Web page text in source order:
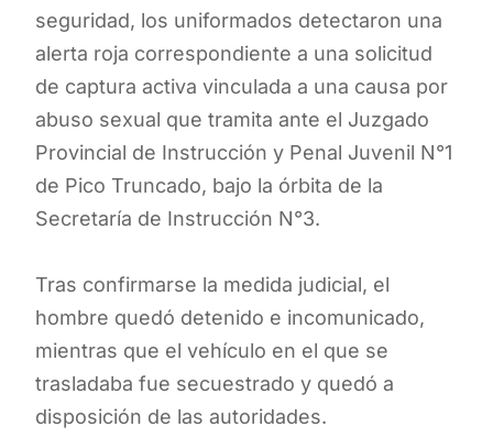
seguridad, los uniformados detectaron una
alerta roja correspondiente a una solicitud
de captura activa vinculada a una causa por
abuso sexual que tramita ante el Juzgado
Provincial de Instrucción y Penal Juvenil N°1
de Pico Truncado, bajo la órbita de la
Secretaría de Instrucción N°3.
Tras confirmarse la medida judicial, el
hombre quedó detenido e incomunicado,
mientras que el vehículo en el que se
trasladaba fue secuestrado y quedó a
disposición de las autoridades.